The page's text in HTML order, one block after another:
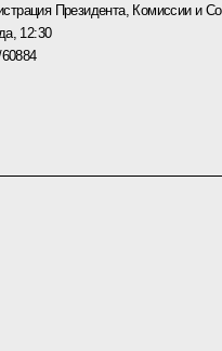
Президента, Комиссии и
12:30